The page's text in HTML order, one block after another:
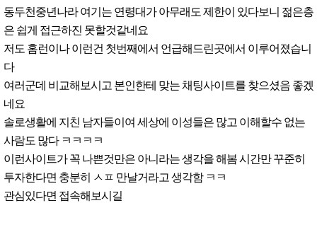
동두천중년나라 여기는 연령대가 아무래도 제한이 있다보니 젊은층
은 쉽게 접근하진 못할것같네요
저도 홈런이나 이런건 첫번째에서 언급해드린곳에서 이루어졌습니
다
여러군데 비교해보시고 본인한테 맞는 채팅사이트를 찾으셨음 좋겠
네요
솔로생활에 지친 남자들이여 세상에 이성들은 많고 이해할수 없는
사람도 많다 ㅋㅋㅋㅋ
이런사이트가 꼭 나쁜것만은 아니라는 생각을 해봄 시간만 꾸준히
투자한다면 충분히 ㅅㅍ 만날거라고 생각함 ㅋㅋ
관심있다면 접속해보시길